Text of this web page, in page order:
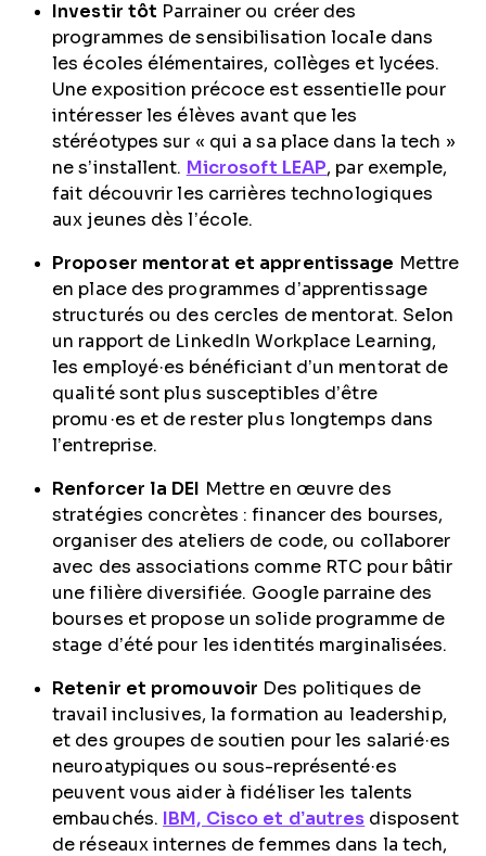
Investir tôt Parrainer ou créer des
programmes de sensibilisation locale dans
les écoles élémentaires, collèges et lycées.
Une exposition précoce est essentielle pour
intéresser les élèves avant que les
stéréotypes sur « qui a sa place dans la tech »
ne s’installent. Microsoft LEAP, par exemple,
fait découvrir les carrières technologiques
aux jeunes dès l’école.
Proposer mentorat et apprentissage Mettre
en place des programmes d’apprentissage
structurés ou des cercles de mentorat. Selon
un rapport de LinkedIn Workplace Learning,
les employé·es bénéficiant d’un mentorat de
qualité sont plus susceptibles d’être
promu·es et de rester plus longtemps dans
l’entreprise.
Renforcer la DEI
Mettre en œuvre des
stratégies concrètes : financer des bourses,
organiser des ateliers de code, ou collaborer
avec des associations comme RTC pour bâtir
une filière diversifiée. Google parraine des
bourses et propose un solide programme de
stage d’été pour les identités marginalisées.
Retenir et promouvoir Des politiques de
travail inclusives, la formation au leadership,
et des groupes de soutien pour les salarié·es
neuroatypiques ou sous-représenté·es
peuvent vous aider à fidéliser les talents
embauchés.
IBM, Cisco et d’autres disposent
de réseaux internes de femmes dans la tech,